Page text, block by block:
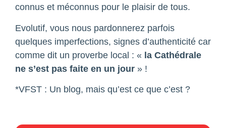
connus et méconnus pour le plaisir de tous.
Evolutif, vous nous pardonnerez parfois
quelques imperfections, signes d’authenticité car
comme dit un proverbe local : « la Cathédrale
ne s’est pas faite en un jour » !
*VFST : Un blog, mais qu’est ce que c’est ?